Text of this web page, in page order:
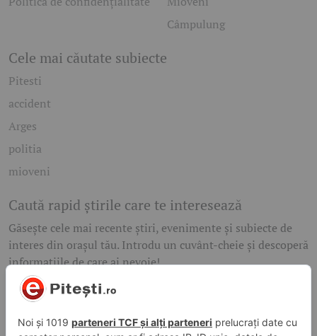
Câmpulung
Cele mai căutate subiecte
Pitesti
accident
Arges
politia
mioveni
Caută rapid știrile care te interesează
Găsește cele mai recente știri, evenimente și subiecte de
interes din orașul tău. Introdu un cuvânt-cheie și descoperă
informațiile de care ai nevoie!
Caută